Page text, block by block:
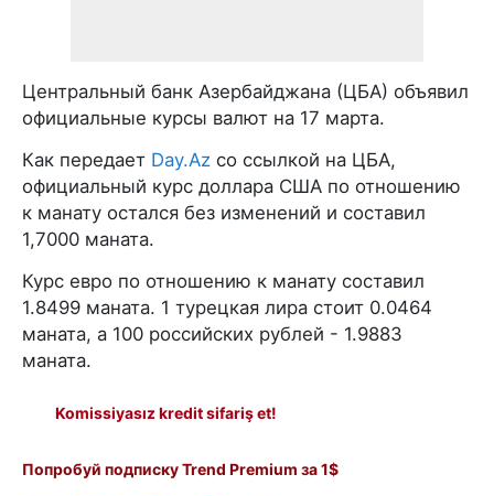
Центральный банк Азербайджана (ЦБА) объявил
официальные курсы валют на 17 марта.
Как передает Day.Az со ссылкой на ЦБА,
официальный курс доллара США по отношению
к манату остался без изменений и составил
1,7000 маната.
Курс евро по отношению к манату составил
1.8499 маната. 1 турецкая лира стоит 0.0464
маната, а 100 российских рублей - 1.9883
маната.
Komissiyasız kredit sifariş et!
Попробуй подписку Trend Premium за 1$